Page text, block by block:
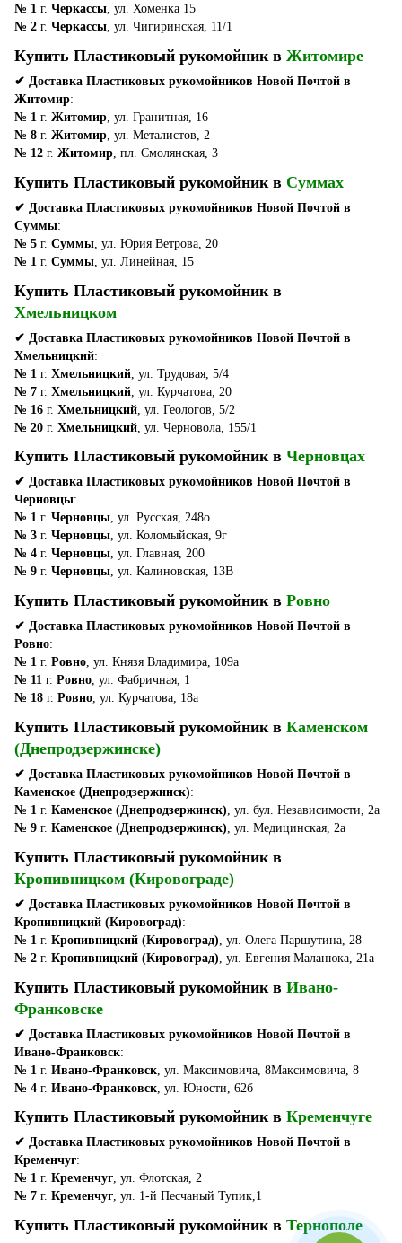
№ 1 г. Черкассы, ул. Хоменка 15
№ 2 г. Черкассы, ул. Чигиринская, 11/1
Купить Пластиковый рукомойник в Житомире
✔ Доставка Пластиковых рукомойников Новой Почтой в
Житомир:
№ 1 г. Житомир, ул. Гранитная, 16
№ 8 г. Житомир, ул. Металистов, 2
№ 12 г. Житомир, пл. Смолянская, 3
Купить Пластиковый рукомойник в Суммах
✔ Доставка Пластиковых рукомойников Новой Почтой в
Суммы:
№ 5 г. Суммы , ул. Юрия Ветрова, 20
№ 1 г. Суммы , ул. Линейная, 15
Купить Пластиковый рукомойник в
Хмельницком
✔ Доставка Пластиковых рукомойников Новой Почтой в
Хмельницкий:
№ 1 г. Хмельницкий , ул. Трудовая, 5/4
№ 7 г. Хмельницкий , ул. Курчатова, 20
№ 16 г. Хмельницкий , ул. Геологов, 5/2
№ 20 г. Хмельницкий , ул. Черновола, 155/1
Купить Пластиковый рукомойник в Черновцах
✔ Доставка Пластиковых рукомойников Новой Почтой в
Черновцы:
№ 1 г. Черновцы, ул. Русская, 248о
№ 3 г. Черновцы, ул. Коломыйская, 9г
№ 4 г. Черновцы, ул. Главная, 200
№ 9 г. Черновцы, ул. Калиновская, 13В
Купить Пластиковый рукомойник в Ровно
✔ Доставка Пластиковых рукомойников Новой Почтой в
Ровно:
№ 1 г. Ровно, ул. Князя Владимира, 109а
№ 11 г. Ровно, ул. Фабричная, 1
№ 18 г. Ровно, ул. Курчатова, 18а
Купить Пластиковый рукомойник в Каменском
(Днепродзержинске)
✔ Доставка Пластиковых рукомойников Новой Почтой в
Каменское (Днепродзержинск):
№ 1 г. Каменское (Днепродзержинск) , ул. бул. Независимости, 2а
№ 9 г. Каменское (Днепродзержинск) , ул. Медицинская, 2а
Купить Пластиковый рукомойник в
Кропивницком (Кировограде)
✔ Доставка Пластиковых рукомойников Новой Почтой в
Кропивницкий (Кировоград):
№ 1 г. Кропивницкий (Кировоград) , ул. Олега Паршутина, 28
№ 2 г. Кропивницкий (Кировоград) , ул. Евгения Маланюка, 21а
Купить Пластиковый рукомойник в Ивано-
Франковске
✔ Доставка Пластиковых рукомойников Новой Почтой в
Ивано-Франковск:
№ 1 г. Ивано-Франковск , ул. Максимовича, 8Максимовича, 8
№ 4 г. Ивано-Франковск , ул. Юности, 62б
Купить Пластиковый рукомойник в Кременчуге
✔ Доставка Пластиковых рукомойников Новой Почтой в
Кременчуг:
№ 1 г. Кременчуг, ул. Флотская, 2
№ 7 г. Кременчуг, ул. 1-й Песчаный Тупик,1
Купить Пластиковый рукомойник в Тернополе